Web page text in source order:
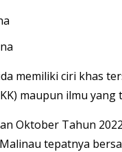
memiliki ciri khas
maupun ilmu
Oktober Tahun
tepatnya